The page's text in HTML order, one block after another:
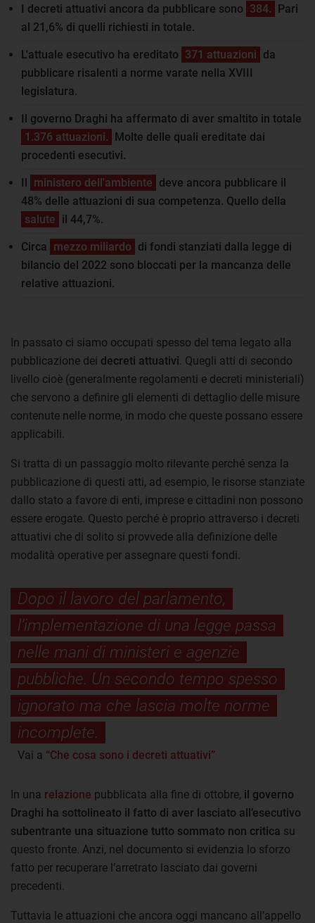
I decreti attuativi ancora da pubblicare sono 384. Pari
al 21,6% di quelli richiesti in totale.
L'attuale esecutivo ha ereditato 371 attuazioni da
pubblicare risalenti a norme varate nella XVIII
legislatura.
Il governo Draghi ha affermato di aver smaltito in totale
1.376 attuazioni. Molte delle quali ereditate dai
procedenti esecutivi.
Il ministero dell'ambiente deve ancora pubblicare il
48% delle attuazioni di sua competenza. Quello della
salute il 44,7%.
Circa mezzo miliardo di fondi stanziati dalla legge di
bilancio del 2022 sono bloccati per la mancanza delle
relative attuazioni.
In passato ci siamo occupati spesso del tema legato alla
pubblicazione dei decreti attuativi. Quegli atti di secondo
livello cioè (generalmente regolamenti e decreti ministeriali)
che servono a definire gli elementi di dettaglio delle misure
contenute nelle norme, in modo che queste possano essere
applicabili.
Si tratta di un passaggio molto rilevante perché senza la
pubblicazione di questi atti, ad esempio, le risorse stanziate
dallo stato a favore di enti, imprese e cittadini non possono
essere erogate. Questo perché è proprio attraverso i decreti
attuativi che di solito si provvede alla definizione delle
modalità operative per assegnare questi fondi.
Dopo il lavoro del parlamento,
l’implementazione di una legge passa
nelle mani di ministeri e agenzie
pubbliche. Un secondo tempo spesso
ignorato ma che lascia molte norme
incomplete.
Vai a “Che cosa sono i decreti attuativi”
In una relazione pubblicata alla fine di ottobre, il governo
Draghi ha sottolineato il fatto di aver lasciato all’esecutivo
subentrante una situazione tutto sommato non critica su
questo fronte. Anzi, nel documento si evidenzia lo sforzo
fatto per recuperare l’arretrato lasciato dai governi
precedenti.
Tuttavia le attuazioni che ancora oggi mancano all’appello